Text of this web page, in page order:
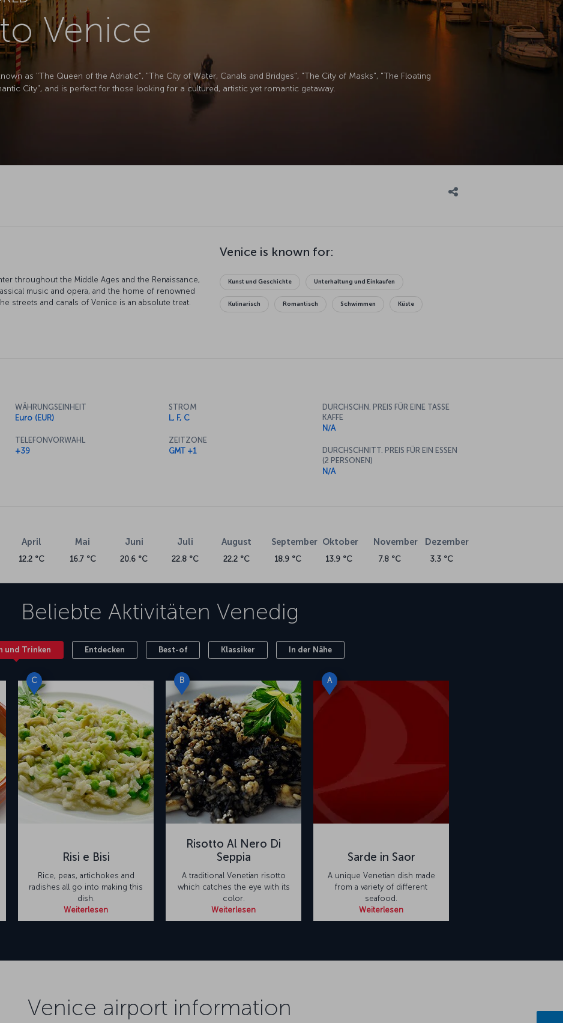
Venice
as "The Queen of the Adriatic", "The City of Water, Canals and Bridges", "The City of Masks", "The Floating
City", and is perfect for those looking for a cultured, artistic yet romantic getaway.
throughout the Middle Ages and the Renaissance,
music and opera, and the home of renowned
streets and canals of Venice is an absolute treat.
Four Seasons floating on the air. Of course, you
Venice is known for:
Kunst und Geschichte Unterhaltung und Einkaufen
Kulinarisch Romantisch Schwimmen Küste
WÄHRUNGSEINHEIT
Euro (EUR)
TELEFONVORWAHL
+39
STROM
L, F, C
ZEITZONE
GMT +1
DURCHSCHN. PREIS FÜR EINE TASSE
KAFFE
N/A
DURCHSCHNITT. PREIS FÜR EIN ESSEN
(2 PERSONEN)
N/A
April
12.2 °C
Mai
16.7 °C
Juni
20.6 °C
Juli
22.8 °C
August
22.2 °C
September
18.9 °C
Oktober
13.9 °C
November
7.8 °C
Dezember
3.3 °C
Beliebte Aktivitäten Venedig
und Trinken Entdecken Best-of Klassiker In der Nähe
C
Risi e Bisi
Rice, peas, artichokes and
radishes all go into making this
dish.
Weiterlesen
B
Risotto Al Nero Di
Seppia
A traditional Venetian risotto
which catches the eye with its
color.
Weiterlesen
A
Sarde in Saor
A unique Venetian dish made
from a variety of different
seafood.
Weiterlesen
Venice airport information